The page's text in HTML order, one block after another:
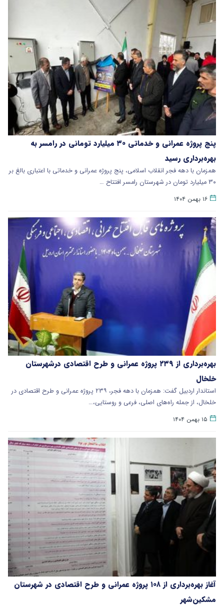
پنج پروژه عمرانی و خدماتی ۳۰ میلیارد تومانی در رامسر به
بهره‌برداری رسید
همزمان با دهه فجر انقلاب اسلامی، پنج پروژه عمرانی و خدماتی با اعتباری بالغ بر
۳۰ میلیارد تومان در شهرستان رامسر افتتاح …
۱۶ بهمن ۱۴۰۴
بهره‌برداری از ۲۳۹ پروژه عمرانی و طرح اقتصادی درشهرستان
خلخال
استاندار اردبیل گفت: همزمان با دهه فجر، ۲۳۹ پروژه عمرانی و طرح اقتصادی در
خلخال، از جمله راه‌های اصلی، فرعی و روستایی،…
۱۵ بهمن ۱۴۰۴
آغاز بهره‌برداری از ۱۰۸ پروژه عمرانی و طرح اقتصادی در شهرستان
مشکین‌شهر